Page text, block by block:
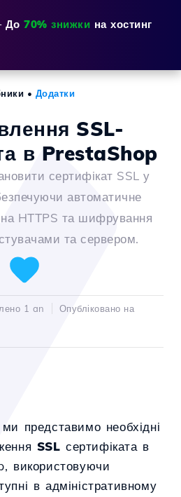
До 70% знижки на хостинг
• Додатки
SSL-
в PrestaShop
сертифікат SSL у
автоматичне
HTTPS та шифрування
та сервером.
1 an
Опубліковано на
представимо необхідні
SSL сертифіката в
використовуючи
в адміністративному